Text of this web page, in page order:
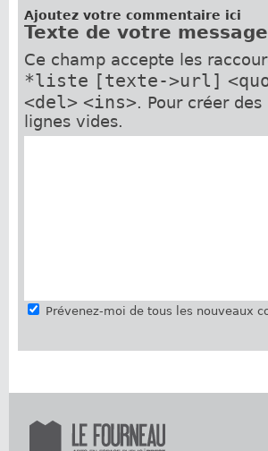
Ajoutez votre commentaire ici
Texte de votre message
Ce champ accepte les
*liste [texte->url]
<del> <ins>. Pour créer
lignes vides.
Prévenez-moi de tous les nouveaux